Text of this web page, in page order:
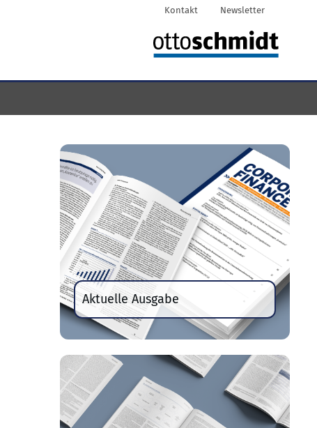
Kontakt Newsletter
Aktuelle Ausgabe